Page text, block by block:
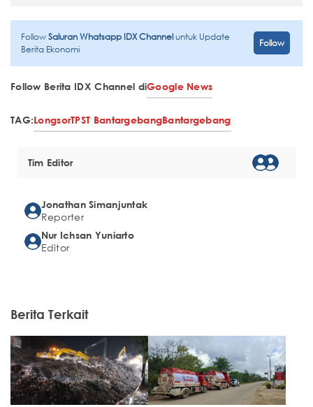
FollowSaluran Whatsapp IDX Channeluntuk Update
Berita Ekonomi
Follow
Follow Berita IDX Channel diGoogle News
TAG:LongsorTPST BantargebangBantargebang
Tim Editor
Jonathan Simanjuntak
Reporter
Nur Ichsan Yuniarto
Editor
Berita Terkait